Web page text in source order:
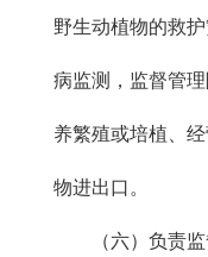
野生动植物的救
病监测，监督管
养繁殖或培植、
物进出口。
（六）负责监